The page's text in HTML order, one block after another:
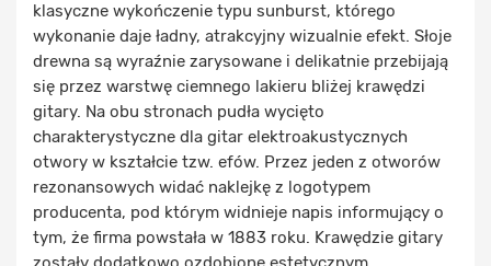
klasyczne wykończenie typu sunburst, którego
wykonanie daje ładny, atrakcyjny wizualnie efekt. Słoje
drewna są wyraźnie zarysowane i delikatnie przebijają
się przez warstwę ciemnego lakieru bliżej krawędzi
gitary. Na obu stronach pudła wycięto
charakterystyczne dla gitar elektroakustycznych
otwory w kształcie tzw. efów. Przez jeden z otworów
rezonansowych widać naklejkę z logotypem
producenta, pod którym widnieje napis informujący o
tym, że firma powstała w 1883 roku. Krawędzie gitary